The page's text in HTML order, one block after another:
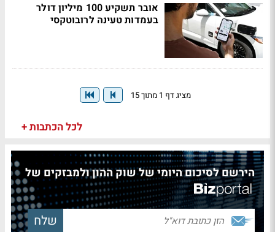
אובר תשקיע 100 מיליון דולר
בעמדות טעינה לרובוטקסי
מציג דף 1 מתוך 15
לכל הכתבות +
הירשם לסיכום היומי של שוק ההון ולמבזקים של